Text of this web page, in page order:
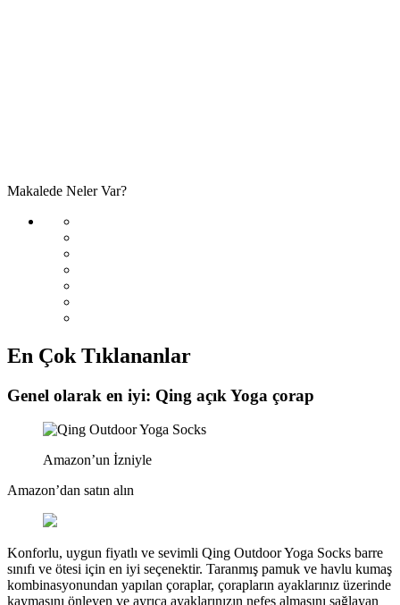
Makalede Neler Var?
En Çok Tıklananlar
Genel olarak en iyi: Qing açık Yoga çorap
Amazon’un İzniyle
Amazon’dan satın alın
Konforlu, uygun fiyatlı ve sevimli Qing Outdoor Yoga Socks barre
sınıfı ve ötesi için en iyi seçenektir. Taranmış pamuk ve havlu kumaş
kombinasyonundan yapılan çoraplar, çorapların ayaklarınız üzerinde
kaymasını önleyen ve ayrıca ayaklarınızın nefes almasını sağlayan